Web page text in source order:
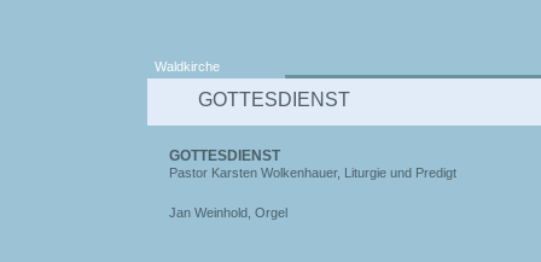
Waldkirche
GOTTESDIENST
GOTTESDIENST
Pastor Karsten Wolkenhauer, Liturgie und Predigt
Jan Weinhold, Orgel